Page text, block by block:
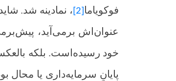
فوکویاما [2] ، نمادینه شد.
عنوان‌اش برمی‌آید،
خود رسیده‌است. بلکه
پایانِ سرمایه‌داری یا محال